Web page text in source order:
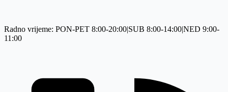
Radno vrijeme: PON-PET 8:00-20:00|SUB 8:00-14:00|NED 9:00-
11:00